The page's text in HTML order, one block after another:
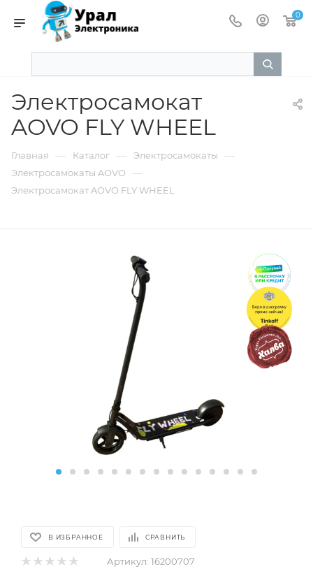
0
Электросамокат
AOVO FLY WHEEL
Главная — Каталог — Электросамокаты —
Электросамокаты AOVO —
Электросамокат AOVO FLY WHEEL
В ИЗБРАННОЕ СРАВНИТЬ
Артикул: 16200707